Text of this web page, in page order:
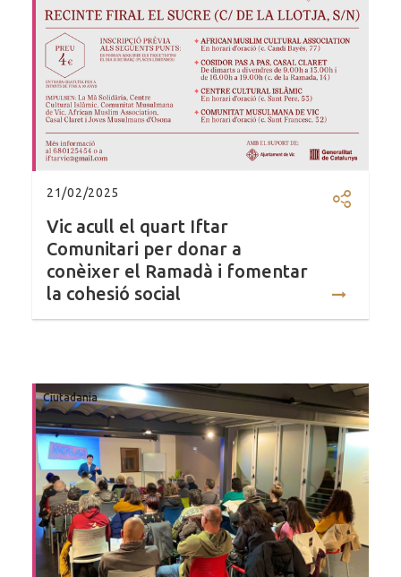
21/02/2025
Vic acull el quart Iftar
Comunitari per donar a
conèixer el Ramadà i fomentar
la cohesió social
Ciutadania